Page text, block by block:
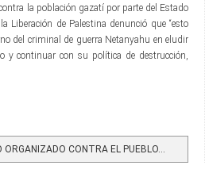
la población gazatí por parte del Estado
Liberación de Palestina denunció que “esto
del criminal de guerra Netanyahu en eludir
y continuar con su política de destrucción,
CONTRA EL PUEBLO...